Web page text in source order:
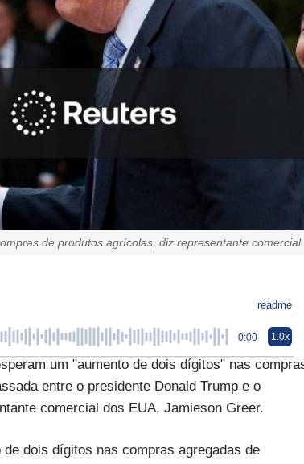
de produtos agrícolas, diz representante comercial
readme
0:00 1.0x
um "aumento de dois dígitos" nas
entre o presidente Donald Trump e o
comercial dos EUA, Jamieson Greer.
dois dígitos nas compras agregadas de